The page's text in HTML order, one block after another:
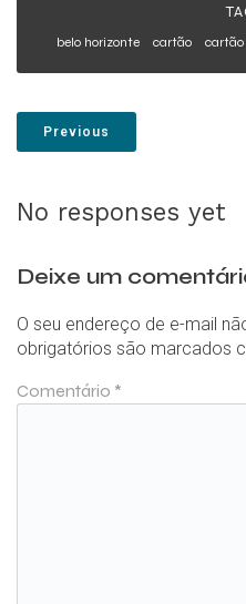
belo horizonte cartão cartão
Previous
No responses yet
Deixe um
O seu endereço de e-mail
obrigatórios são marcados
Comentário *